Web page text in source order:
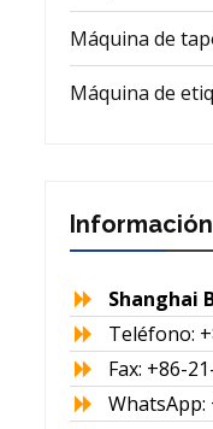
Máquina de
Máquina de
Shanghai
Teléfono:
Fax: +86-
WhatsApp: